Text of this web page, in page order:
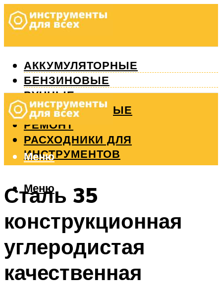
АККУМУЛЯТОРНЫЕ
БЕНЗИНОВЫЕ
РУЧНЫЕ
ИЗМЕРИТЕЛЬНЫЕ
РЕМОНТ
РАСХОДНИКИ ДЛЯ
ИНСТРУМЕНТОВ
Меню
Меню
Сталь 35
конструкционная
углеродистая
качественная